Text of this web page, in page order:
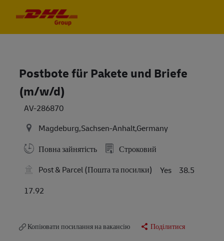
Postbote für Pakete und Briefe
(m/w/d)
AV-286870
Magdeburg,Sachsen-Anhalt,Germany
Повна зайнятість
Строковий
Post & Parcel (Пошта та посилки)
Yes
38.5
17.92
Копіювати посилання на вакансію Поділитися